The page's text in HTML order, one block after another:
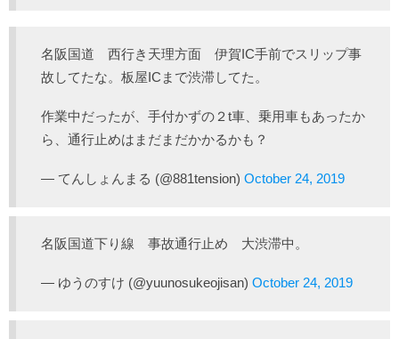
名阪国道 西行き天理方面 伊賀IC手前でスリップ事
故してたな。板屋ICまで渋滞してた。
作業中だったが、手付かずの２t車、乗用車もあったか
ら、通行止めはまだまだかかるかも？
— てんしょんまる (@881tension) October 24, 2019
名阪国道下り線 事故通行止め 大渋滞中。
— ゆうのすけ (@yuunosukeojisan) October 24, 2019